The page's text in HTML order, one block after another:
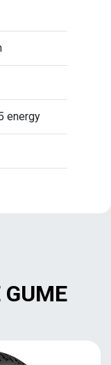
energy